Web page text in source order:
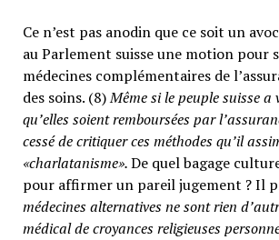
Ce n’est pas anodin que ce soit un
au Parlement suisse une motion pour
médecines complémentaires de
des soins. (8)Même si le peuple suisse a
qu’elles soient remboursées par
cessé de critiquer ces méthodes qu’il
«charlatanisme».De quel bagage
pour affirmer un pareil jugement ? Il
médecines alternatives ne sont rien
médical de croyances religieuses